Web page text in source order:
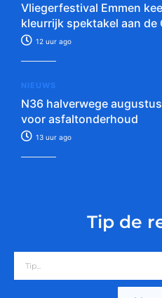
Vliegerfestival Emmen
kleurrijk spektakel aan de
12 uur ago
NIEUWS
N36 halverwege
voor asfaltonderhoud
13 uur ago
Tip de